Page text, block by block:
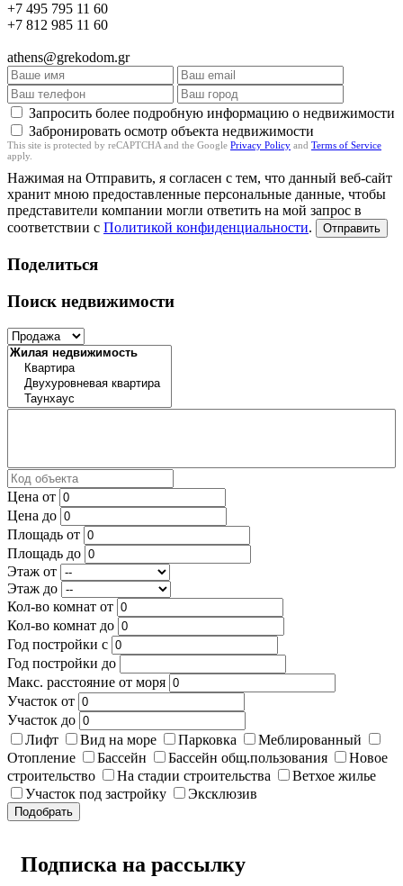
+7 495 795 11 60
+7 812 985 11 60
athens@grekodom.gr
Запросить более подробную информацию о недвижимости
Забронировать осмотр объекта недвижимости
This site is protected by reCAPTCHA and the Google Privacy Policy and Terms of Service
apply.
Нажимая на Отправить, я согласен с тем, что данный веб-сайт
хранит мною предоставленные персональные данные, чтобы
представители компании могли ответить на мой запрос в
соответствии с Политикой конфиденциальности. Отправить
Поделиться
Поиск недвижимости
Цена от
Цена до
Площадь от
Площадь до
Этаж от
Этаж до
Кол-во комнат от
Кол-во комнат до
Год постройки с
Год постройки до
Макс. расстояние от моря
Участок от
Участок до
Лифт
Вид на море Парковка
Меблированный
Отопление
Бассейн Бассейн общ.пользования
Новое
строительство
На стадии строительства
Ветхое жилье
Участок под застройку
Эксклюзив
Подобрать
Подписка на рассылку